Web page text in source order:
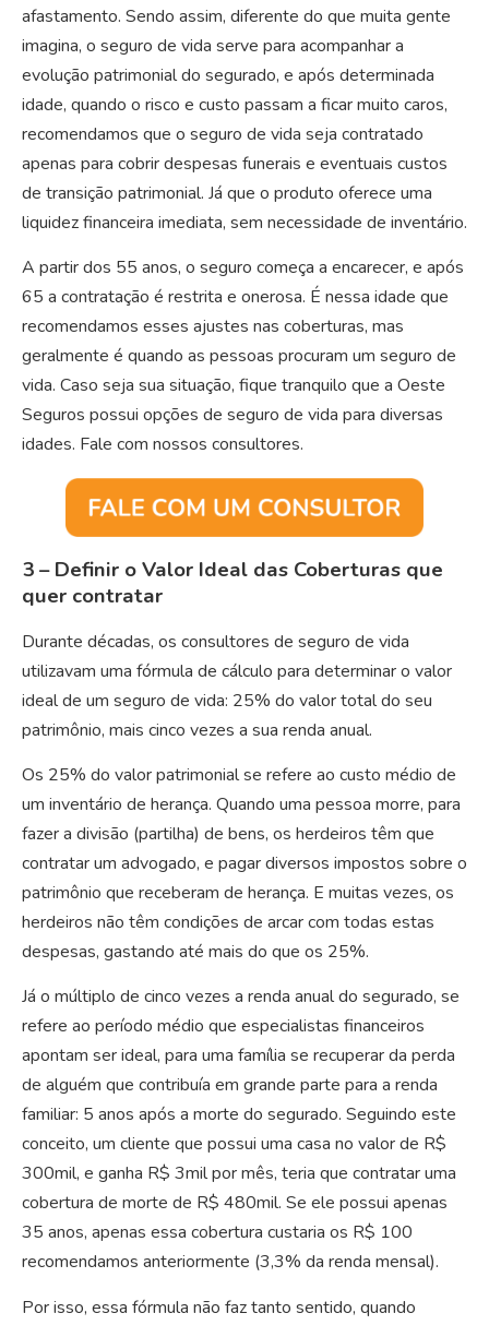
afastamento. Sendo assim, diferente do que muita gente
imagina, o seguro de vida serve para acompanhar a
evolução patrimonial do segurado, e após determinada
idade, quando o risco e custo passam a ficar muito caros,
recomendamos que o seguro de vida seja contratado
apenas para cobrir despesas funerais e eventuais custos
de transição patrimonial. Já que o produto oferece uma
liquidez financeira imediata, sem necessidade de inventário.
A partir dos 55 anos, o seguro começa a encarecer, e após
65 a contratação é restrita e onerosa. É nessa idade que
recomendamos esses ajustes nas coberturas, mas
geralmente é quando as pessoas procuram um seguro de
vida. Caso seja sua situação, fique tranquilo que a Oeste
Seguros possui opções de seguro de vida para diversas
idades. Fale com nossos consultores.
3 – Definir o Valor Ideal das Coberturas que
quer contratar
Durante décadas, os consultores de seguro de vida
utilizavam uma fórmula de cálculo para determinar o valor
ideal de um seguro de vida: 25% do valor total do seu
patrimônio, mais cinco vezes a sua renda anual.
Os 25% do valor patrimonial se refere ao custo médio de
um inventário de herança. Quando uma pessoa morre, para
fazer a divisão (partilha) de bens, os herdeiros têm que
contratar um advogado, e pagar diversos impostos sobre o
patrimônio que receberam de herança. E muitas vezes, os
herdeiros não têm condições de arcar com todas estas
despesas, gastando até mais do que os 25%.
Já o múltiplo de cinco vezes a renda anual do segurado, se
refere ao período médio que especialistas financeiros
apontam ser ideal, para uma família se recuperar da perda
de alguém que contribuía em grande parte para a renda
familiar: 5 anos após a morte do segurado. Seguindo este
conceito, um cliente que possui uma casa no valor de R$
300mil, e ganha R$ 3mil por mês, teria que contratar uma
cobertura de morte de R$ 480mil. Se ele possui apenas
35 anos, apenas essa cobertura custaria os R$ 100
recomendamos anteriormente (3,3% da renda mensal).
Por isso, essa fórmula não faz tanto sentido, quando